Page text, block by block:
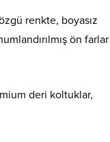
renkte, boyasız
ön farlar
deri koltuklar,